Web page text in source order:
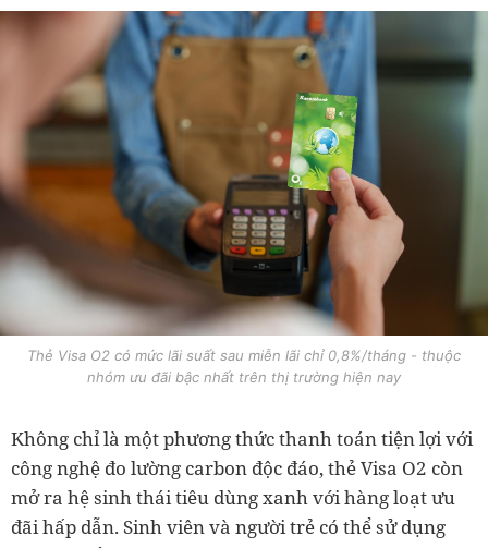
Thẻ Visa O2 có mức lãi suất sau miễn lãi chỉ 0,8%/tháng - thuộc
nhóm ưu đãi bậc nhất trên thị trường hiện nay
Không chỉ là một phương thức thanh toán tiện lợi với
công nghệ đo lường carbon độc đáo, thẻ Visa O2 còn
mở ra hệ sinh thái tiêu dùng xanh với hàng loạt ưu
đãi hấp dẫn. Sinh viên và người trẻ có thể sử dụng